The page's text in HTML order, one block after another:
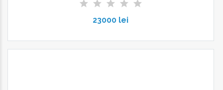
23000 lei